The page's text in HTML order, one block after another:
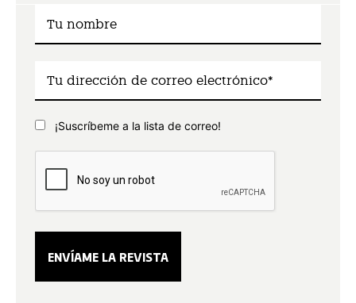
¡Suscríbeme a la lista de correo!